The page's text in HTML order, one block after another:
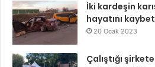
İki kardeşin
hayatını
20 Ocak 2023
Çalıştığı